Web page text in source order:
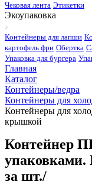
Чековая лента Этикетки
Экоупаковка
Контейнеры для лапши
картофель фри Обертка
Упаковка для бургера
Главная
Каталог
Контейнеры/ведра
Контейнеры для
Контейнеры для
крышкой
Контейнер
упаковками.
за шт./